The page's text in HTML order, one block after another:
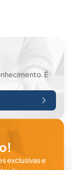
É
exclusivas e